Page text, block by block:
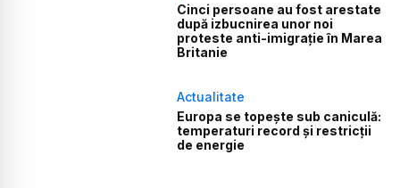
Cinci persoane au fost arestate
după izbucnirea unor noi
proteste anti-imigrație în Marea
Britanie
Actualitate
Europa se topește sub caniculă:
temperaturi record și restricții
de energie